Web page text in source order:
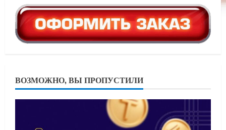
ВОЗМОЖНО, ВЫ ПРОПУСТИЛИ